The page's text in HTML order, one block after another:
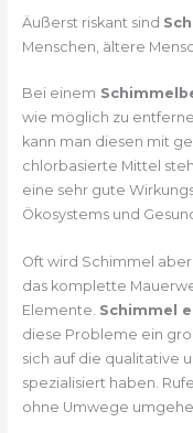
Äußerst riskant sind
Menschen, ältere
Bei einem
wie möglich zu
kann man diesen mit
chlorbasierte Mittel
eine sehr gute
Ökosystems und
Oft wird Schimmel
das komplette
Elemente. Schimmel
diese Probleme ein
sich auf die qualitative
spezialisiert haben.
ohne Umwege